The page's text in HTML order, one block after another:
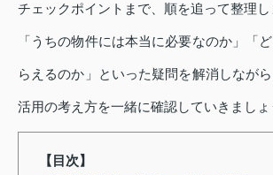
チェックポイントまで、順を追って整理し
「うちの物件には本当に必要なのか」「
らえるのか」といった疑問を解消しなが
活用の考え方を一緒に確認していきましょ
【目次】